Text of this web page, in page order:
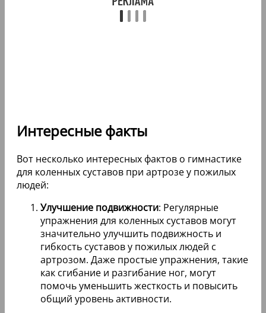
Интересные факты
Вот несколько интересных фактов о гимнастике
для коленных суставов при артрозе у пожилых
людей:
Улучшение подвижности: Регулярные
упражнения для коленных суставов могут
значительно улучшить подвижность и
гибкость суставов у пожилых людей с
артрозом. Даже простые упражнения, такие
как сгибание и разгибание ног, могут
помочь уменьшить жесткость и повысить
общий уровень активности.